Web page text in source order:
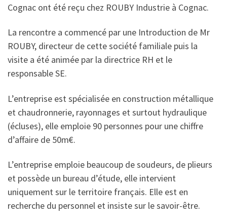
Cognac ont été reçu chez ROUBY Industrie à Cognac.
La rencontre a commencé par une Introduction de Mr
ROUBY, directeur de cette société familiale puis la
visite a été animée par la directrice RH et le
responsable SE.
L’entreprise est spécialisée en construction métallique
et chaudronnerie, rayonnages et surtout hydraulique
(écluses), elle emploie 90 personnes pour une chiffre
d’affaire de 50m€.
L’entreprise emploie beaucoup de soudeurs, de plieurs
et possède un bureau d’étude, elle intervient
uniquement sur le territoire français. Elle est en
recherche du personnel et insiste sur le savoir-être.